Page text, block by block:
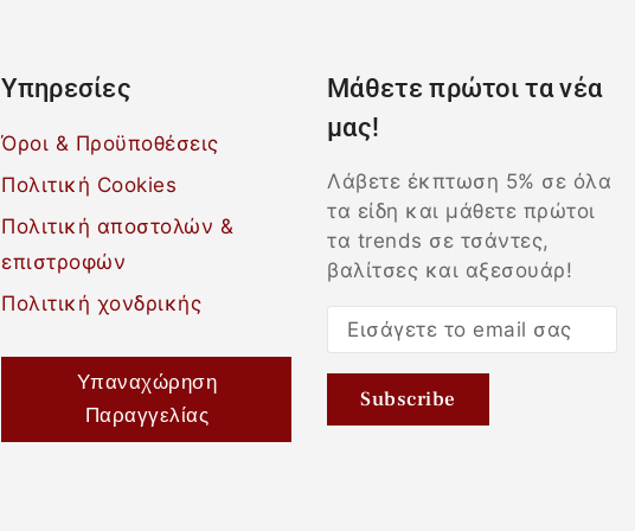
Υπηρεσίες
Όροι & Προϋποθέσεις
Πολιτική Cookies
Πολιτική αποστολών &
επιστροφών
Πολιτική χονδρικής
Υπαναχώρηση
Παραγγελίας
Μάθετε πρώτοι τα νέα
μας!
Λάβετε έκπτωση 5% σε όλα
τα είδη και μάθετε πρώτοι
τα trends σε τσάντες,
βαλίτσες και αξεσουάρ!